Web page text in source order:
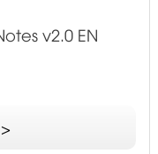
v2.0 EN